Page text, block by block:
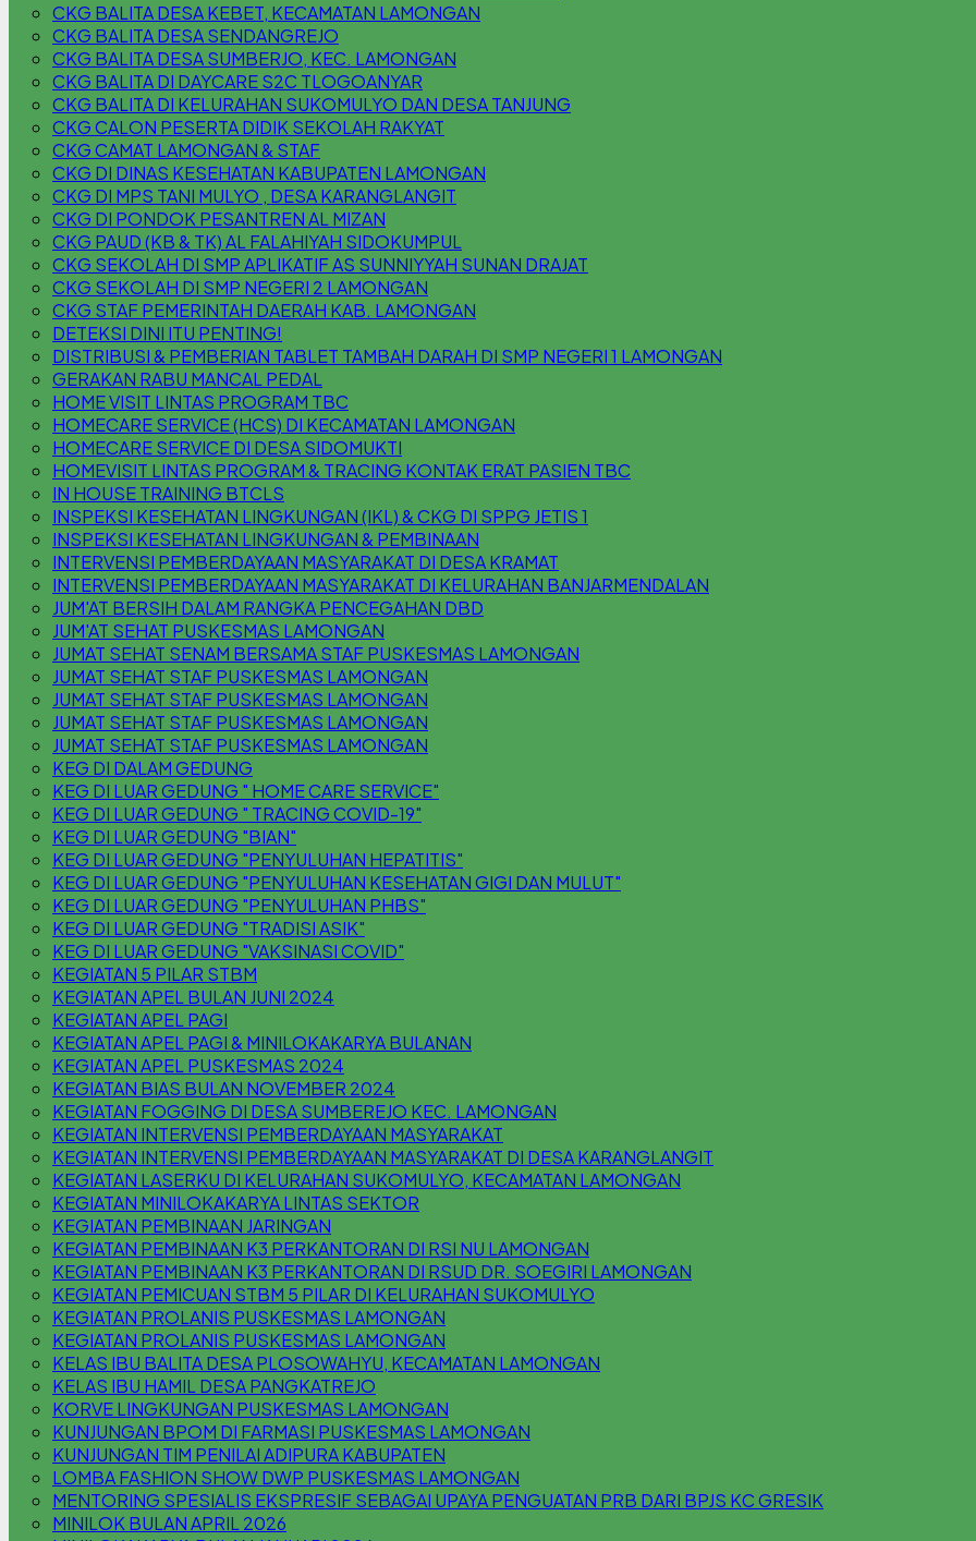
CKG BALITA DESA KEBET, KECAMATAN LAMONGAN
CKG BALITA DESA SENDANGREJO
CKG BALITA DESA SUMBERJO, KEC. LAMONGAN
CKG BALITA DI DAYCARE S2C TLOGOANYAR
CKG BALITA DI KELURAHAN SUKOMULYO DAN DESA TANJUNG
CKG CALON PESERTA DIDIK SEKOLAH RAKYAT
CKG CAMAT LAMONGAN & STAF
CKG DI DINAS KESEHATAN KABUPATEN LAMONGAN
CKG DI MPS TANI MULYO , DESA KARANGLANGIT
CKG DI PONDOK PESANTREN AL MIZAN
CKG PAUD (KB & TK) AL FALAHIYAH SIDOKUMPUL
CKG SEKOLAH DI SMP APLIKATIF AS SUNNIYYAH SUNAN DRAJAT
CKG SEKOLAH DI SMP NEGERI 2 LAMONGAN
CKG STAF PEMERINTAH DAERAH KAB. LAMONGAN
DETEKSI DINI ITU PENTING!
DISTRIBUSI & PEMBERIAN TABLET TAMBAH DARAH DI SMP NEGERI 1 LAMONGAN
GERAKAN RABU MANCAL PEDAL
HOME VISIT LINTAS PROGRAM TBC
HOMECARE SERVICE (HCS) DI KECAMATAN LAMONGAN
HOMECARE SERVICE DI DESA SIDOMUKTI
HOMEVISIT LINTAS PROGRAM & TRACING KONTAK ERAT PASIEN TBC
IN HOUSE TRAINING BTCLS
INSPEKSI KESEHATAN LINGKUNGAN (IKL) & CKG DI SPPG JETIS 1
INSPEKSI KESEHATAN LINGKUNGAN & PEMBINAAN
INTERVENSI PEMBERDAYAAN MASYARAKAT DI DESA KRAMAT
INTERVENSI PEMBERDAYAAN MASYARAKAT DI KELURAHAN BANJARMENDALAN
JUM'AT BERSIH DALAM RANGKA PENCEGAHAN DBD
JUM'AT SEHAT PUSKESMAS LAMONGAN
JUMAT SEHAT SENAM BERSAMA STAF PUSKESMAS LAMONGAN
JUMAT SEHAT STAF PUSKESMAS LAMONGAN
JUMAT SEHAT STAF PUSKESMAS LAMONGAN
JUMAT SEHAT STAF PUSKESMAS LAMONGAN
JUMAT SEHAT STAF PUSKESMAS LAMONGAN
KEG DI DALAM GEDUNG
KEG DI LUAR GEDUNG " HOME CARE SERVICE"
KEG DI LUAR GEDUNG " TRACING COVID-19"
KEG DI LUAR GEDUNG "BIAN"
KEG DI LUAR GEDUNG "PENYULUHAN HEPATITIS"
KEG DI LUAR GEDUNG "PENYULUHAN KESEHATAN GIGI DAN MULUT"
KEG DI LUAR GEDUNG "PENYULUHAN PHBS"
KEG DI LUAR GEDUNG "TRADISI ASIK"
KEG DI LUAR GEDUNG "VAKSINASI COVID"
KEGIATAN 5 PILAR STBM
KEGIATAN APEL BULAN JUNI 2024
KEGIATAN APEL PAGI
KEGIATAN APEL PAGI & MINILOKAKARYA BULANAN
KEGIATAN APEL PUSKESMAS 2024
KEGIATAN BIAS BULAN NOVEMBER 2024
KEGIATAN FOGGING DI DESA SUMBEREJO KEC. LAMONGAN
KEGIATAN INTERVENSI PEMBERDAYAAN MASYARAKAT
KEGIATAN INTERVENSI PEMBERDAYAAN MASYARAKAT DI DESA KARANGLANGIT
KEGIATAN LASERKU DI KELURAHAN SUKOMULYO, KECAMATAN LAMONGAN
KEGIATAN MINILOKAKARYA LINTAS SEKTOR
KEGIATAN PEMBINAAN JARINGAN
KEGIATAN PEMBINAAN K3 PERKANTORAN DI RSI NU LAMONGAN
KEGIATAN PEMBINAAN K3 PERKANTORAN DI RSUD DR. SOEGIRI LAMONGAN
KEGIATAN PEMICUAN STBM 5 PILAR DI KELURAHAN SUKOMULYO
KEGIATAN PROLANIS PUSKESMAS LAMONGAN
KEGIATAN PROLANIS PUSKESMAS LAMONGAN
KELAS IBU BALITA DESA PLOSOWAHYU, KECAMATAN LAMONGAN
KELAS IBU HAMIL DESA PANGKATREJO
KORVE LINGKUNGAN PUSKESMAS LAMONGAN
KUNJUNGAN BPOM DI FARMASI PUSKESMAS LAMONGAN
KUNJUNGAN TIM PENILAI ADIPURA KABUPATEN
LOMBA FASHION SHOW DWP PUSKESMAS LAMONGAN
MENTORING SPESIALIS EKSPRESIF SEBAGAI UPAYA PENGUATAN PRB DARI BPJS KC GRESIK
MINILOK BULAN APRIL 2026